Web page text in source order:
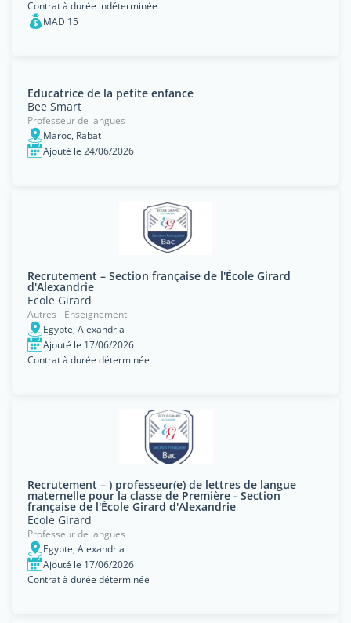
Contrat à durée indéterminée
MAD 15
Educatrice de la petite enfance
Bee Smart
Professeur de langues
Maroc, Rabat
Ajouté le 24/06/2026
Recrutement – Section française de l'École Girard
d'Alexandrie
Ecole Girard
Autres - Enseignement
Egypte, Alexandria
Ajouté le 17/06/2026
Contrat à durée déterminée
Recrutement – ) professeur(e) de lettres de langue
maternelle pour la classe de Première - Section
française de l'École Girard d'Alexandrie
Ecole Girard
Professeur de langues
Egypte, Alexandria
Ajouté le 17/06/2026
Contrat à durée déterminée